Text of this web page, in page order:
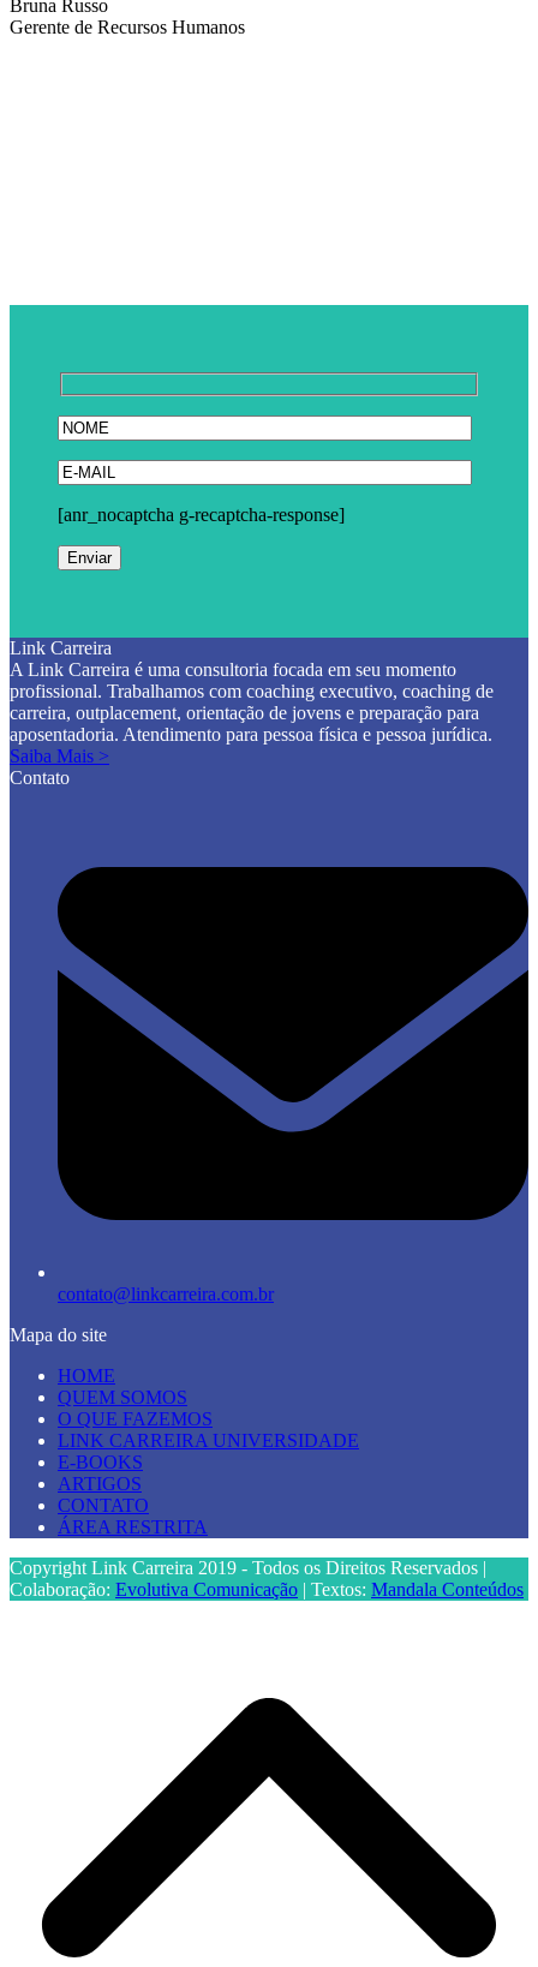
Bruna Russo
Gerente de Recursos Humanos
[anr_nocaptcha g-recaptcha-response]
Link Carreira
A Link Carreira é uma consultoria focada em seu momento
profissional. Trabalhamos com coaching executivo, coaching de
carreira, outplacement, orientação de jovens e preparação para
aposentadoria. Atendimento para pessoa física e pessoa jurídica.
Saiba Mais >
Contato
contato@linkcarreira.com.br
Mapa do site
HOME
QUEM SOMOS
O QUE FAZEMOS
LINK CARREIRA UNIVERSIDADE
E-BOOKS
ARTIGOS
CONTATO
ÁREA RESTRITA
Copyright Link Carreira 2019 - Todos os Direitos Reservados |
Colaboração: Evolutiva Comunicação | Textos: Mandala Conteúdos